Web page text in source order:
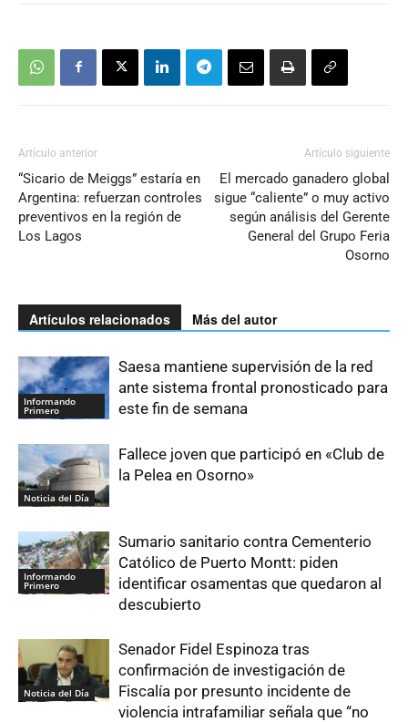
Artículo anterior
“Sicario de Meiggs” estaría en
Argentina: refuerzan controles
preventivos en la región de
Los Lagos
Artículo siguiente
El mercado ganadero global
sigue “caliente” o muy activo
según análisis del Gerente
General del Grupo Feria
Osorno
Artículos relacionados Más del autor
Informando
Primero
Saesa mantiene supervisión de la red
ante sistema frontal pronosticado para
este fin de semana
Noticia del Día
Fallece joven que participó en «Club de
la Pelea en Osorno»
Informando
Primero
Sumario sanitario contra Cementerio
Católico de Puerto Montt: piden
identificar osamentas que quedaron al
descubierto
Noticia del Día
Senador Fidel Espinoza tras
confirmación de investigación de
Fiscalía por presunto incidente de
violencia intrafamiliar señala que “no